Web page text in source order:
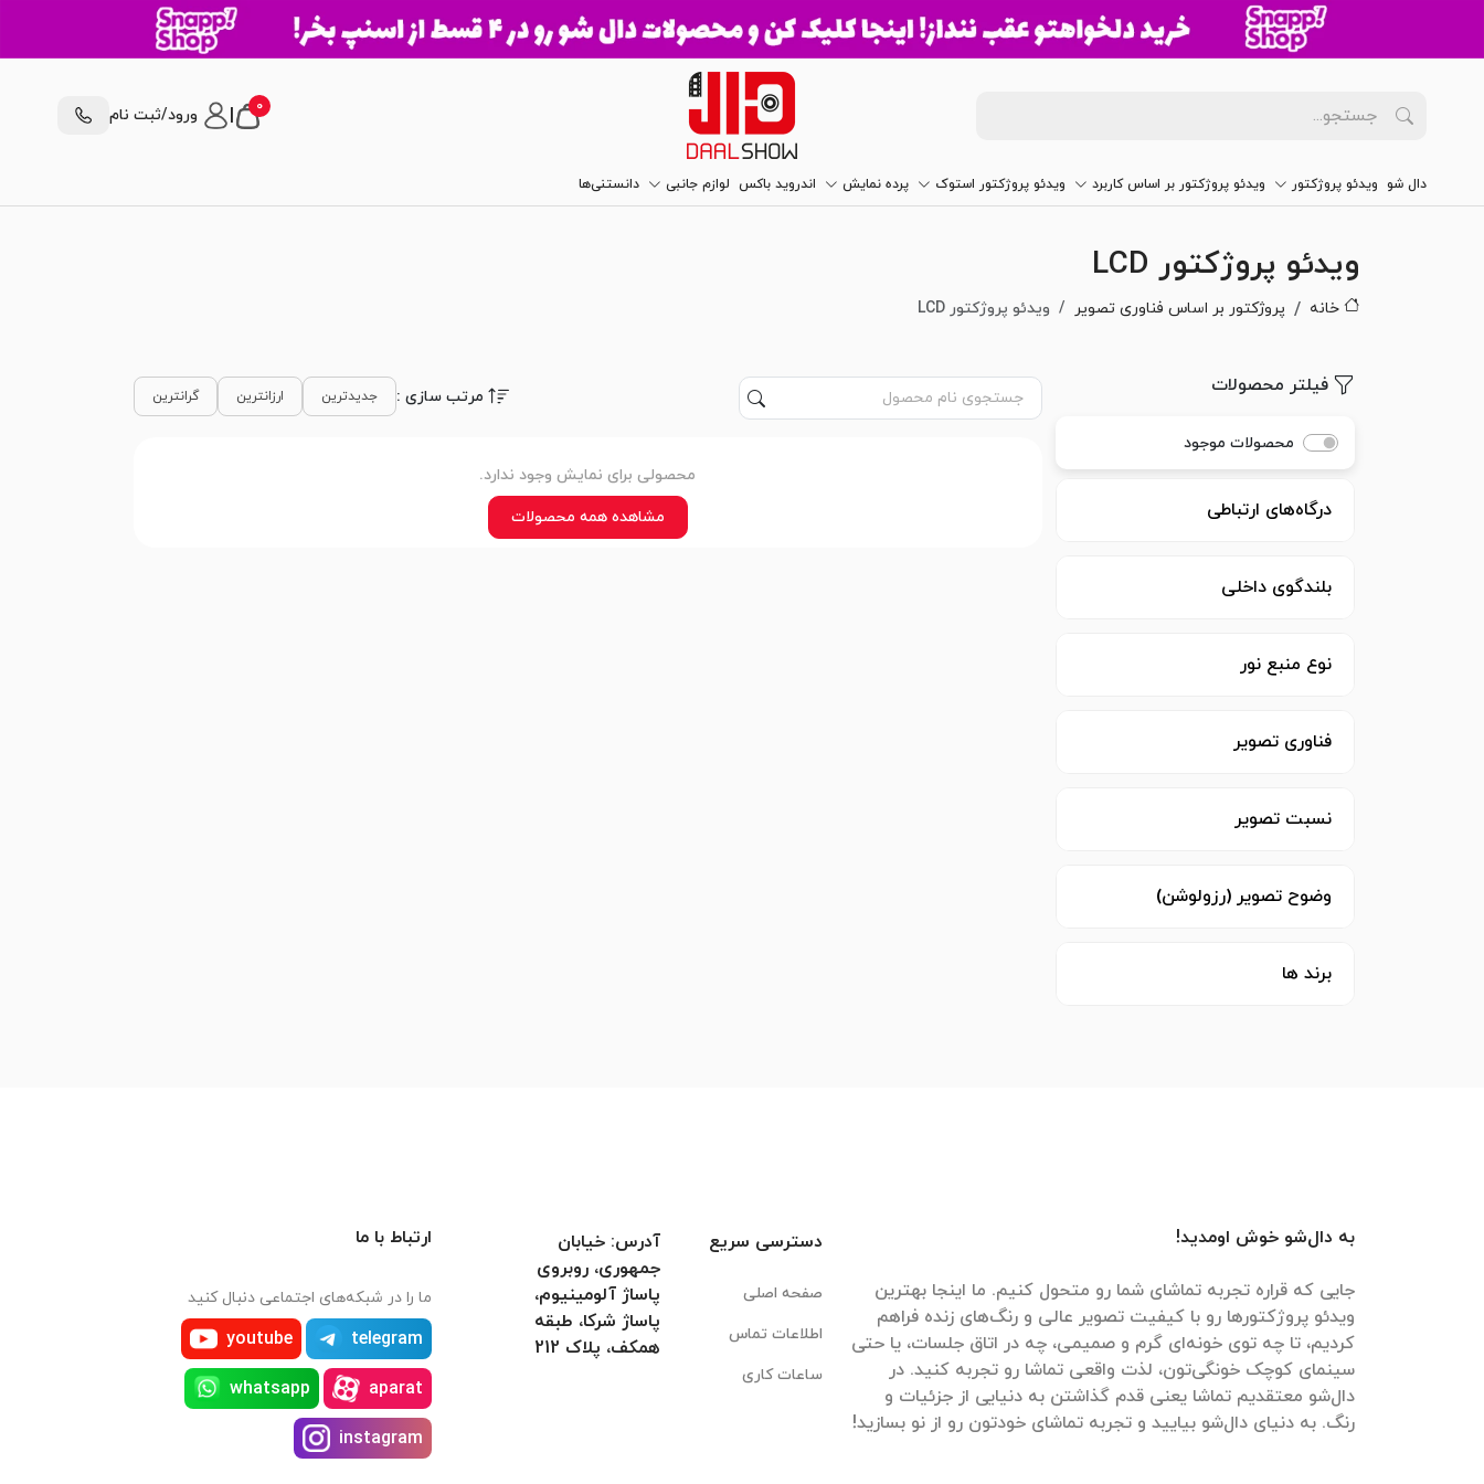
0
| ورود/ثبت نام
دال شو ویدئو پروژکتور ویدئو پروژکتور بر اساس کاربرد ویدئو پروژکتور استوک پرده نمایش اندروید باکس لوازم جانبی دانستنی‌ها
ویدئو پروژکتور LCD
خانه پروژکتور بر اساس فناوری تصویر ویدئو پروژکتور LCD
فیلتر محصولات
محصولات موجود
درگاه‌های ارتباطی
بلندگوی داخلی
نوع منبع نور
فناوری تصویر
نسبت تصویر
وضوح تصویر (رزولوشن)
برند ها
مرتب سازی : جدیدترین ارزانترین گرانترین
محصولی برای نمایش وجود ندارد.
مشاهده همه محصولات
به دال‌شو خوش اومدید!
جایی که قراره تجربه تماشای شما رو متحول کنیم. ما اینجا بهترین
ویدئو پروژکتورها رو با کیفیت تصویر عالی و رنگ‌های زنده فراهم
کردیم، تا چه توی خونه‌ای گرم و صمیمی، چه در اتاق جلسات، یا حتی
سینمای کوچک خونگی‌تون، لذت واقعی تماشا رو تجربه کنید. در
دال‌شو معتقدیم تماشا یعنی قدم گذاشتن به دنیایی از جزئیات و
رنگ. به دنیای دال‌شو بیایید و تجربه تماشای خودتون رو از نو بسازید!
دسترسی سریع
صفحه اصلی
اطلاعات تماس
ساعات کاری
آدرس: خیابان
جمهوری، روبروی
پاساژ آلومینیوم،
پاساژ شرکا، طبقه
همکف، پلاک 212
ارتباط با ما
ما را در شبکه‌های اجتماعی دنبال کنید
telegram
youtube
aparat
whatsapp
instagram